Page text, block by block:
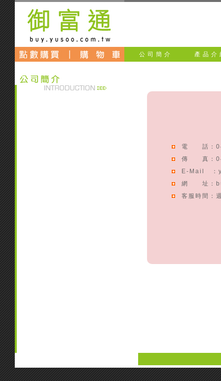
公司簡介 產品介
電 話：04-
傳 真：
E-Mail ：
網 址：
客服時間：